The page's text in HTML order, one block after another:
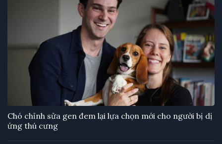
Chó chỉnh sửa gen đem lại lựa chọn mới cho người bị dị
ứng thú cưng